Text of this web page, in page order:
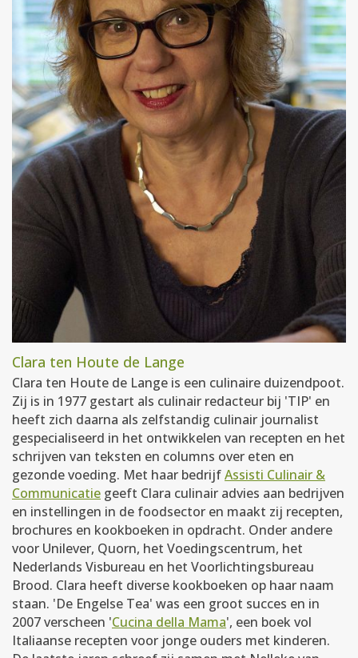
Clara ten Houte de Lange
Clara ten Houte de Lange is een culinaire duizendpoot.
Zij is in 1977 gestart als culinair redacteur bij 'TIP' en
heeft zich daarna als zelfstandig culinair journalist
gespecialiseerd in het ontwikkelen van recepten en het
schrijven van teksten en columns over eten en
gezonde voeding. Met haar bedrijfAssisti Culinair &
Communicatie geeft Clara culinair advies aan bedrijven
en instellingen in de foodsector en maakt zij recepten,
brochures en kookboeken in opdracht. Onder andere
voor Unilever, Quorn, het Voedingscentrum, het
Nederlands Visbureau en het Voorlichtingsbureau
Brood. Clara heeft diverse kookboeken op haar naam
staan. 'De Engelse Tea' was een groot succes en in
2007 verscheen 'Cucina della Mama', een boek vol
Italiaanse recepten voor jonge ouders met kinderen.